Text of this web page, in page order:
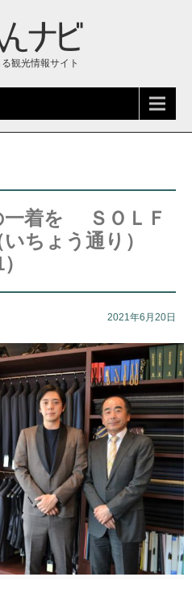
観光情報サイト
一着を ＳＯＬＦ
いちょう通り）
）
2021年6月20日